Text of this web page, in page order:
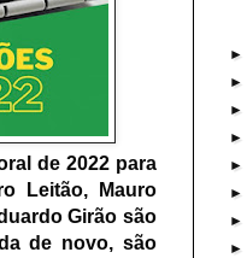
de 2022 para
Leitão, Mauro
Girão são
de novo, são
►
►
►
►
►
►
►
►